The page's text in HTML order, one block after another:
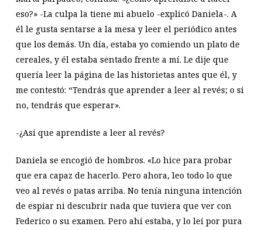
eso?» -La culpa la tiene mi abuelo -explicó Daniela-. A
él le gusta sentarse a la mesa y leer el periódico antes
que los demás. Un día, estaba yo comiendo un plato de
cereales, y él estaba sentado frente a mí. Le dije que
quería leer la página de las historietas antes que él, y
me contestó: “Tendrás que aprender a leer al revés; o si
no, tendrás que esperar».
-¿Así que aprendiste a leer al revés?
Daniela se encogió de hombros. «Lo hice para probar
que era capaz de hacerlo. Pero ahora, leo todo lo que
veo al revés o patas arriba. No tenía ninguna intención
de espiar ni descubrir nada que tuviera que ver con
Federico o su examen. Pero ahí estaba, y lo leí por pura